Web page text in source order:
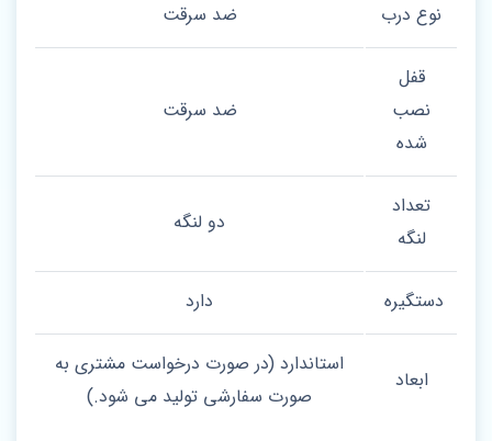
نوع درب ضد سرقت
قفل
نصب
شده
ضد سرقت
تعداد
لنگه
دو لنگه
دستگیره دارد
ابعاد
استاندارد (در صورت درخواست مشتری به
صورت سفارشی تولید می شود.)